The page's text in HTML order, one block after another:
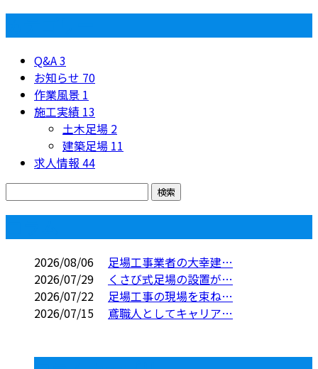
Q&A3
お知らせ 70
作業風景 1
施工実績 13
土木足場 2
建築足場 11
求人情報 44
2026/08/06
足場工事業者の大幸建…
2026/07/29
くさび式足場の設置が…
2026/07/22
足場工事の現場を束ね…
2026/07/15
鳶職人としてキャリア…